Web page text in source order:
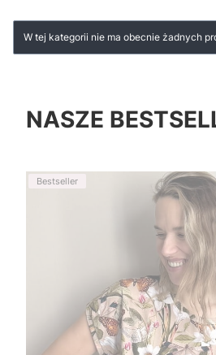
Lista produktów
W tej kategorii nie ma obecnie żadnych
NASZE
Bestseller